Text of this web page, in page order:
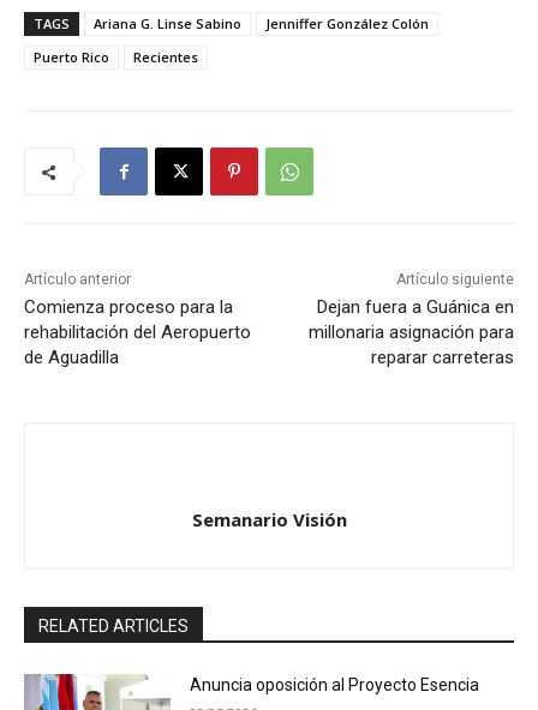
TAGS Ariana G. Linse Sabino
Jenniffer González Colón
Puerto Rico
Recientes
Artículo anterior
Comienza proceso para la
rehabilitación del Aeropuerto
de Aguadilla
Artículo siguiente
Dejan fuera a Guánica en
millonaria asignación para
reparar carreteras
Semanario Visión
RELATED ARTICLES
Anuncia oposición al Proyecto Esencia